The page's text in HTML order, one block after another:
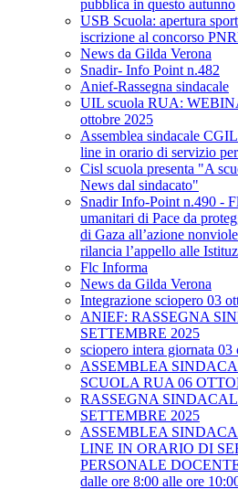
pubblica in questo autunno
USB Scuola: apertura
iscrizione al concorso
News da Gilda Verona
Snadir- Info Point n.482
Anief-Rassegna sindacale
UIL scuola RUA:
ottobre 2025
Assemblea sindacale
line in orario di servizio
Cisl scuola presenta "A
News dal sindacato"
Snadir Info-Point n.490 -
umanitari di Pace da
di Gaza all’azione
rilancia l’appello alle
Flc Informa
News da Gilda Verona
Integrazione sciopero 03
ANIEF: RASSEGNA
SETTEMBRE 2025
sciopero intera giornata
ASSEMBLEA
SCUOLA RUA 06
RASSEGNA
SETTEMBRE 2025
ASSEMBLEA
LINE IN ORARIO DI
PERSONALE
dalle ore 8:00 alle ore